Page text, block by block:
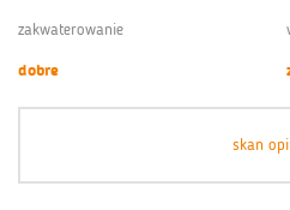
zakwaterowanie
dobre
skan